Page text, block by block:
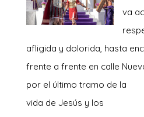
va
afligida y dolorida, hasta
frente a frente en calle
por el último tramo de la
vida de Jesús y los